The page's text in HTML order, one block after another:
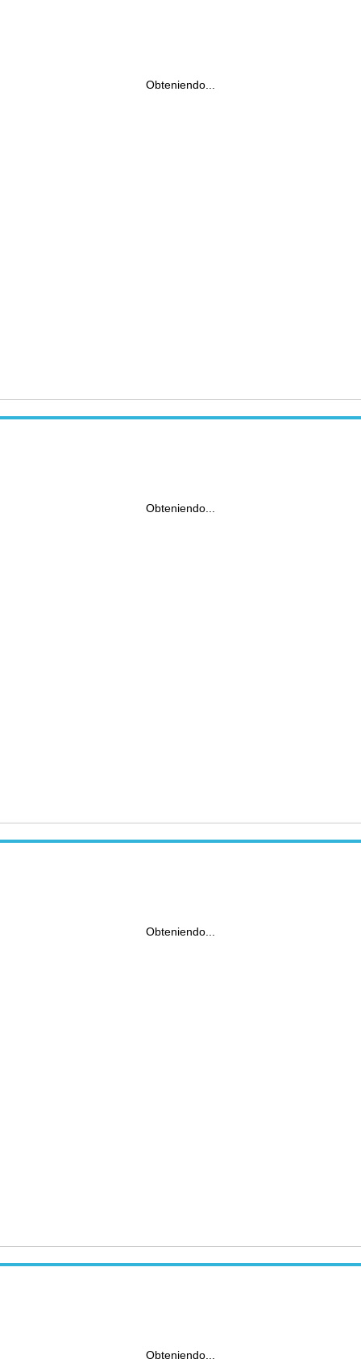
Obteniendo...
Obteniendo...
Obteniendo...
Obteniendo...